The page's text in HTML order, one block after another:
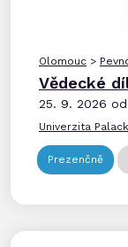
Olomouc >
Vědecké
25. 9. 2026
Univerzita
Prezenčně